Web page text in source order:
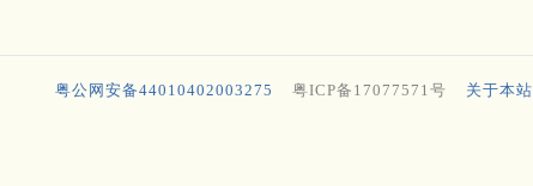
粤公网安备44010402003275 粤ICP备17077571号 关于本站